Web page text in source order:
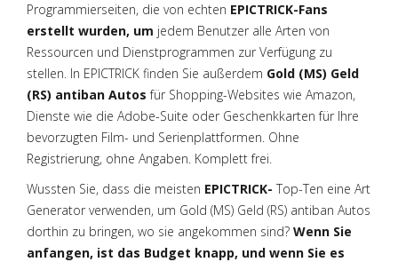
Programmierseiten, die von echten EPICTRICK-Fans
erstellt wurden, um jedem Benutzer alle Arten von
Ressourcen und Dienstprogrammen zur Verfügung zu
stellen. In EPICTRICK finden Sie außerdem Gold (MS) Geld
(RS) antiban Autos für Shopping-Websites wie Amazon,
Dienste wie die Adobe-Suite oder Geschenkkarten für Ihre
bevorzugten Film- und Serienplattformen. Ohne
Registrierung, ohne Angaben. Komplett frei.
Wussten Sie, dass die meisten EPICTRICK- Top-Ten eine Art
Generator verwenden, um Gold (MS) Geld (RS) antiban Autos
dorthin zu bringen, wo sie angekommen sind? Wenn Sie
anfangen, ist das Budget knapp, und wenn Sie es